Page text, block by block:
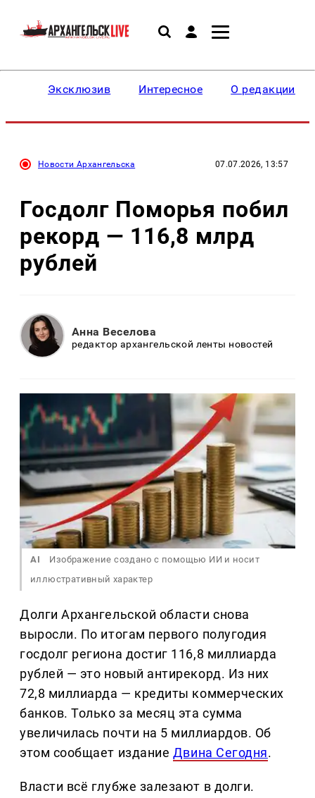
Эксклюзив Интересное О редакции
Новости Архангельска 07.07.2026, 13:57
Госдолг Поморья побил
рекорд — 116,8 млрд
рублей
Анна Веселова
редактор архангельской ленты новостей
AI
Изображение создано с помощью ИИ и носит
иллюстративный характер
Долги Архангельской области снова
выросли. По итогам первого полугодия
госдолг региона достиг 116,8 миллиарда
рублей — это новый антирекорд. Из них
72,8 миллиарда — кредиты коммерческих
банков. Только за месяц эта сумма
увеличилась почти на 5 миллиардов. Об
этом сообщает издание Двина Сегодня.
Власти всё глубже залезают в долги.